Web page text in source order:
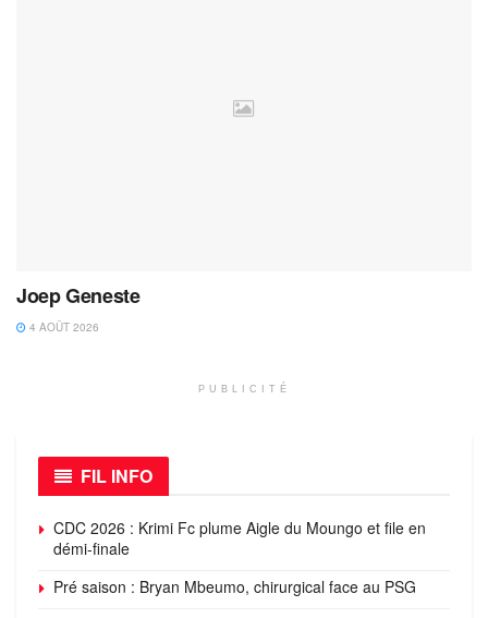
Joep Geneste
4 AOÛT 2026
PUBLICITÉ
FIL INFO
CDC 2026 : Krimi Fc plume Aigle du Moungo et file en
démi-finale
Pré saison : Bryan Mbeumo, chirurgical face au PSG